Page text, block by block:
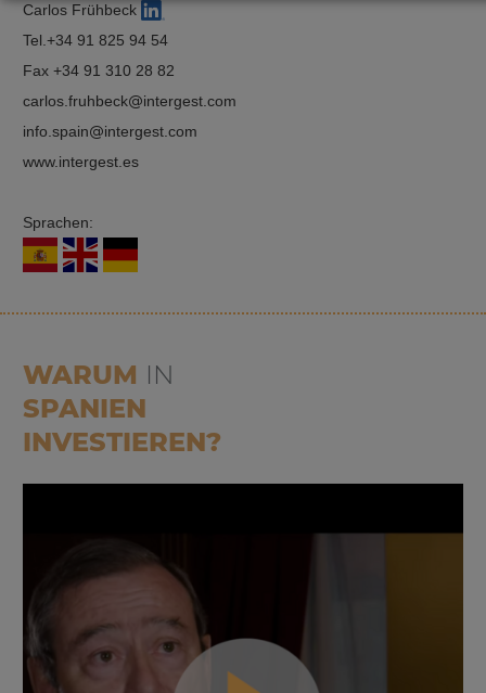
Carlos Frühbeck
Tel.+34 91 825 94 54
Fax +34 91 310 28 82
carlos.fruhbeck
intergest.com
info.spain
intergest.com
www.intergest.es
Sprachen:
WARUM IN
SPANIEN
INVESTIEREN?